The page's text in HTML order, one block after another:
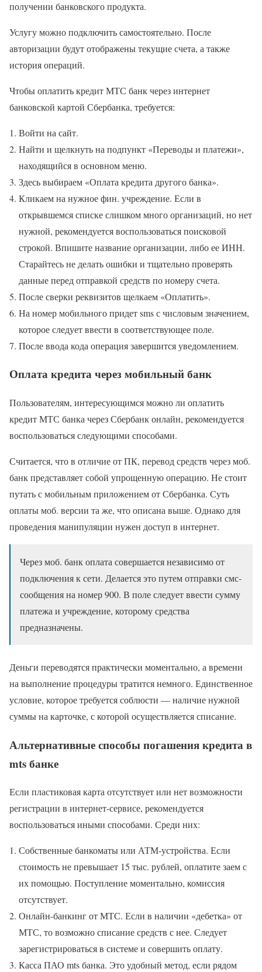
получении банковского продукта.
Услугу можно подключить самостоятельно. После
авторизации будут отображены текущие счета, а также
история операций.
Чтобы оплатить кредит МТС банк через интернет
банковской картой Сбербанка, требуется:
Войти на сайт.
Найти и щелкнуть на подпункт «Переводы и платежи»,
находящийся в основном меню.
Здесь выбираем «Оплата кредита другого банка».
Кликаем на нужное фин. учреждение. Если в
открывшемся списке слишком много организаций, но нет
нужной, рекомендуется воспользоваться поисковой
строкой. Впишите название организации, либо ее ИНН.
Старайтесь не делать ошибки и тщательно проверять
данные перед отправкой средств по номеру счета.
После сверки реквизитов щелкаем «Оплатить».
На номер мобильного придет sms с числовым значением,
которое следует ввести в соответствующее поле.
После ввода кода операция завершится уведомлением.
Оплата кредита через мобильный банк
Пользователям, интересующимся можно ли оплатить
кредит МТС банка через Сбербанк онлайн, рекомендуется
воспользоваться следующими способами.
Считается, что в отличие от ПК, перевод средств через моб.
банк представляет собой упрощенную операцию. Не стоит
путать с мобильным приложением от Сбербанка. Суть
оплаты моб. версии та же, что описана выше. Однако для
проведения манипуляции нужен доступ в интернет.
Через моб. банк оплата совершается независимо от
подключения к сети. Делается это путем отправки смс-
сообщения на номер 900. В поле следует ввести сумму
платежа и учреждение, которому средства
предназначены.
Деньги переводятся практически моментально, а времени
на выполнение процедуры тратится немного. Единственное
условие, которое требуется соблюсти — наличие нужной
суммы на карточке, с которой осуществляется списание.
Альтернативные способы погашения кредита в
mts банке
Если пластиковая карта отсутствует или нет возможности
регистрации в интернет-сервисе, рекомендуется
воспользоваться иными способами. Среди них:
Собственные банкоматы или АТМ-устройства. Если
стоимость не превышает 15 тыс. рублей, оплатите заем с
их помощью. Поступление моментально, комиссия
отсутствует.
Онлайн-банкинг от МТС. Если в наличии «дебетка» от
МТС, то возможно списание средств с нее. Следует
зарегистрироваться в системе и совершить оплату.
Касса ПАО mts банка. Это удобный метод, если рядом